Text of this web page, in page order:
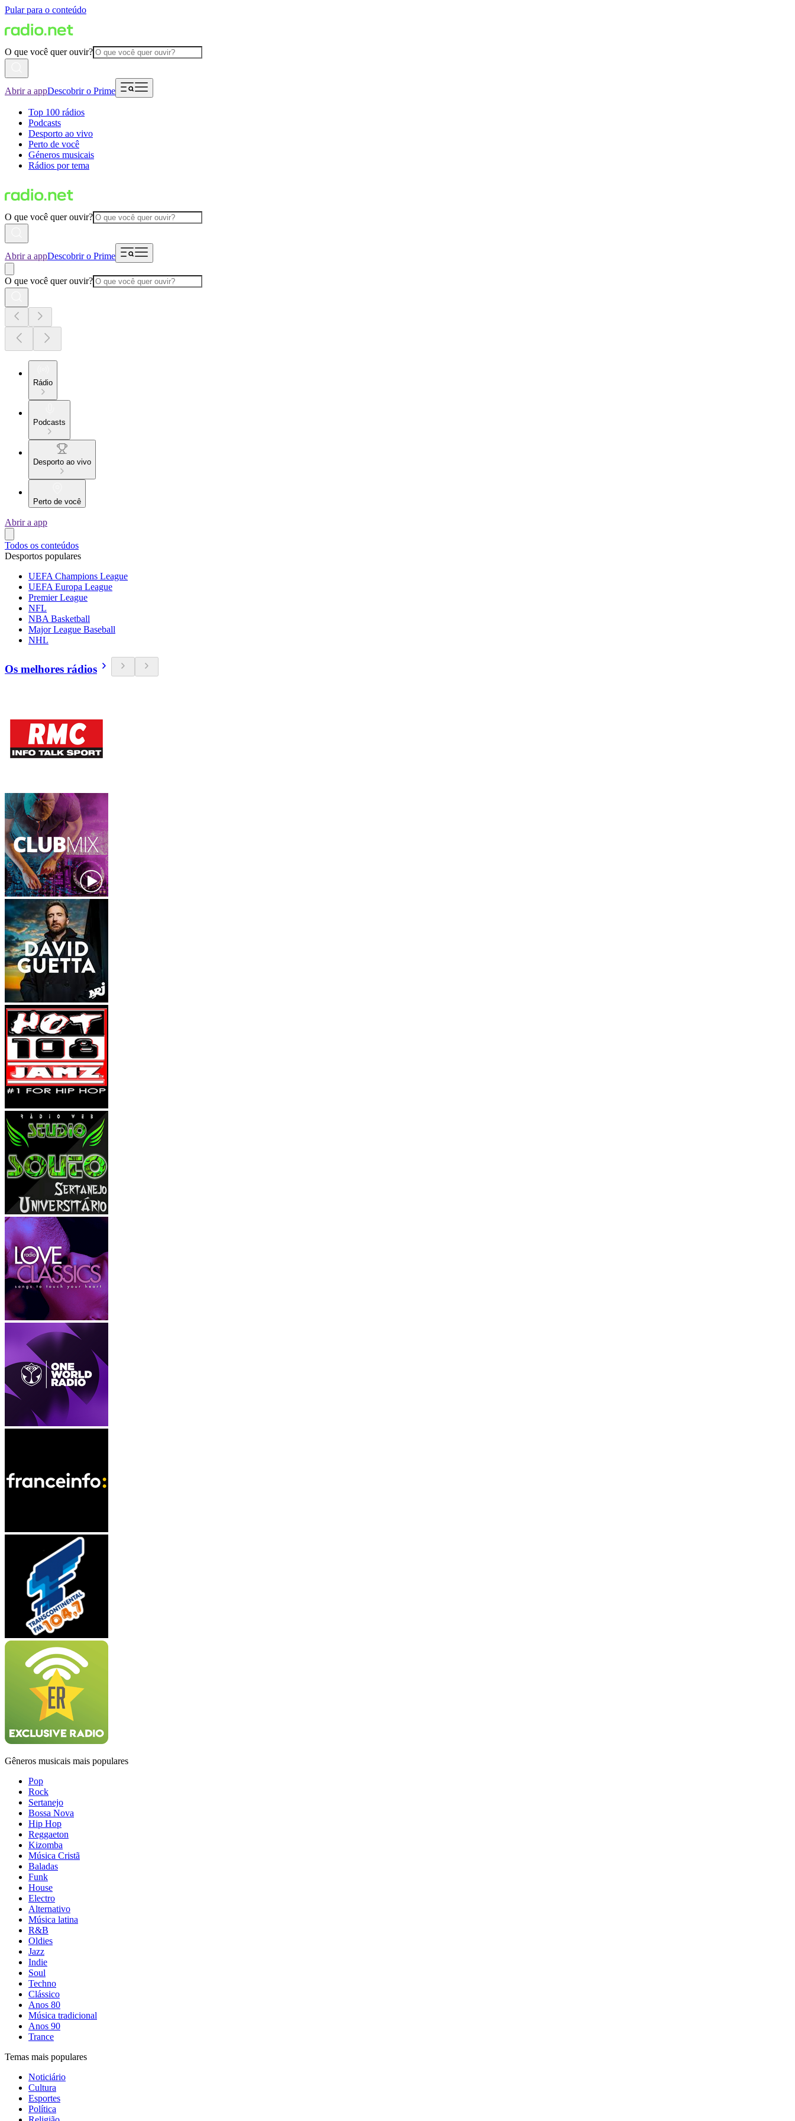
Pular para o conteúdo
O que você quer ouvir?
Abrir a appDescobrir o Prime
Top 100 rádios
Podcasts
Desporto ao vivo
Perto de você
Géneros musicais
Rádios por tema
O que você quer ouvir?
Abrir a appDescobrir o Prime
O que você quer ouvir?
Rádio
Podcasts
Desporto ao vivo
Perto de você
Abrir a app
Todos os conteúdos
Desportos populares
UEFA Champions League
UEFA Europa League
Premier League
NFL
NBA Basketball
Major League Baseball
NHL
Os melhores rádios
Gêneros musicais mais populares
Pop
Rock
Sertanejo
Bossa Nova
Hip Hop
Reggaeton
Kizomba
Música Cristã
Baladas
Funk
House
Electro
Alternativo
Música latina
R&B
Oldies
Jazz
Indie
Soul
Techno
Clássico
Anos 80
Música tradicional
Anos 90
Trance
Temas mais populares
Noticiário
Cultura
Esportes
Política